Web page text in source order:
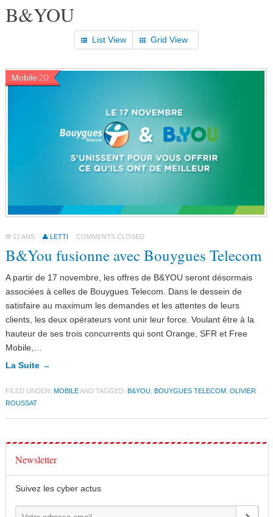
B&YOU
List View Grid View
Mobile 20
12 ANS LETTI COMMENTS CLOSED
B&You fusionne avec Bouygues Telecom
A partir de 17 novembre, les offres de B&YOU seront désormais
associées à celles de Bouygues Telecom. Dans le dessein de
satisfaire au maximum les demandes et les attentes de leurs
clients, les deux opérateurs vont unir leur force. Voulant être à la
hauteur de ses trois concurrents qui sont Orange, SFR et Free
Mobile,…
La Suite →
FILED UNDER: MOBILEAND TAGGED: B&YOU, BOUYGUES TELECOM, OLIVIER
ROUSSAT
Newsletter
Suivez les cyber actus